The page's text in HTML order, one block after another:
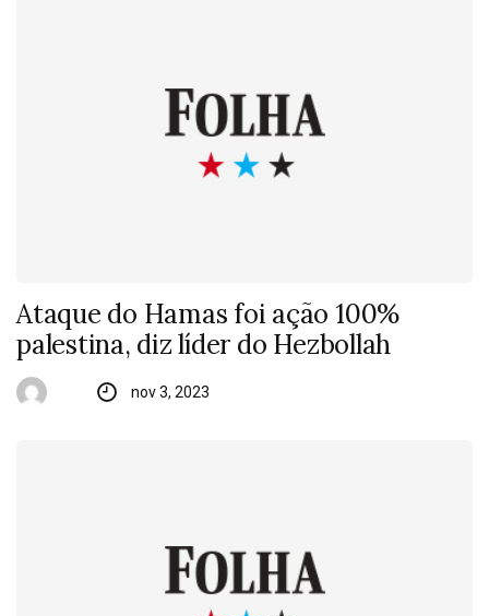
Ataque do Hamas foi ação 100%
palestina, diz líder do Hezbollah
nov 3, 2023